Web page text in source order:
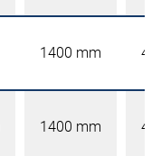
1400 mm
1400 mm